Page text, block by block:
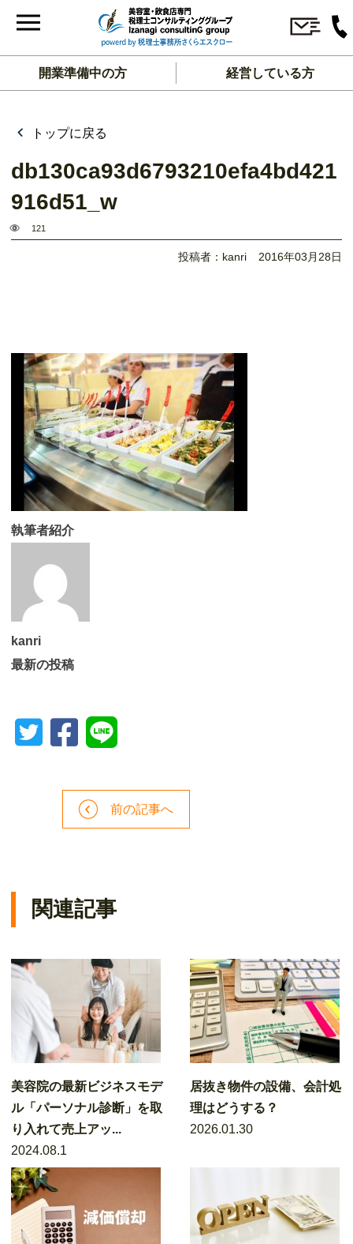
開業準備中の方 経営している方
トップに戻る
db130ca93d6793210efa4bd421
916d51_w
121
投稿者：kanri 2016年03月28日
執筆者紹介
kanri
最新の投稿
前の記事へ
関連記事
美容院の最新ビジネスモデ
ル「パーソナル診断」を取
り入れて売上アッ...
2024.08.1
居抜き物件の設備、会計処
理はどうする？
2026.01.30